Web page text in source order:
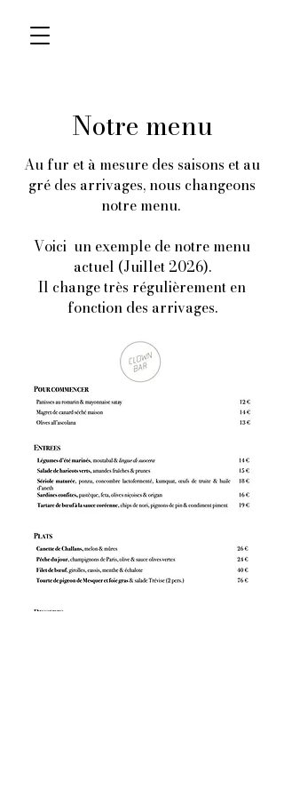
Notre menu
Au fur et à mesure des saisons et au
gré des arrivages, nous changeons
notre menu.
Voici un exemple de notre menu
actuel (Juillet 2026).
Il change très régulièrement en
fonction des arrivages.